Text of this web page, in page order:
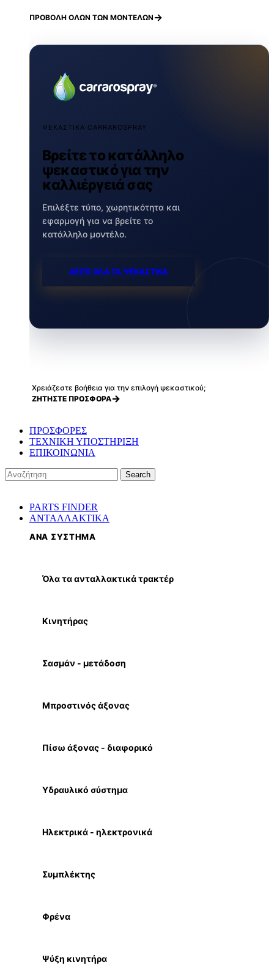
ΠΡΟΒΟΛΗ ΟΛΩΝ ΤΩΝ ΜΟΝΤΕΛΩΝ
ΨΕΚΑΣΤΙΚΑ CARRAROSPRAY
Βρείτε το κατάλληλο
ψεκαστικό για την
καλλιέργειά σας
Επιλέξτε τύπο, χωρητικότητα και
εφαρμογή για να βρείτε το
κατάλληλο μοντέλο.
ΔΕΙΤΕ ΟΛΑ ΤΑ ΨΕΚΑΣΤΙΚΑ
Χρειάζεστε βοήθεια για την επιλογή ψεκαστικού;
ΖΗΤΗΣΤΕ ΠΡΟΣΦΟΡΑ
ΠΡΟΣΦΟΡΕΣ
ΤΕΧΝΙΚΗ ΥΠΟΣΤΗΡΙΞΗ
ΕΠΙΚΟΙΝΩΝΙΑ
Search
PARTS FINDER
ΑΝΤΑΛΛΑΚΤΙΚΑ
ΑΝΑ ΣΥΣΤΗΜΑ
Όλα τα ανταλλακτικά τρακτέρ
Κινητήρας
Σασμάν - μετάδοση
Μπροστινός άξονας
Πίσω άξονας - διαφορικό
Υδραυλικό σύστημα
Ηλεκτρικά - ηλεκτρονικά
Συμπλέκτης
Φρένα
Ψύξη κινητήρα